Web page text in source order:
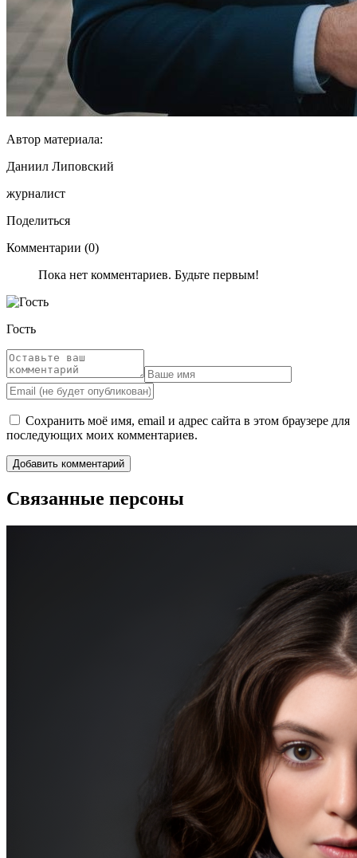
Автор материала:
Даниил Липовский
журналист
Поделиться
Комментарии (0)
Пока нет комментариев. Будьте первым!
Гость
Сохранить моё имя, email и адрес сайта в этом браузере для
последующих моих комментариев.
Связанные персоны